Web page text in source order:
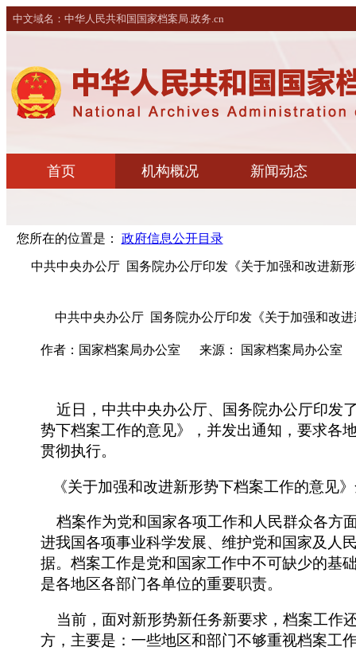
您所在的位置是： 政府信息公开目录
中共中央办公厅 国务院办公厅印发《关于加强和改进新
中共中央办公厅 国务院办公厅印发《关于加强和改
作者：国家档案局办公室 来源： 国家档案局办公室
近日，中共中央办公厅、国务院办公厅印发
势下档案工作的意见》，并发出通知，要求各
贯彻执行。
《关于加强和改进新形势下档案工作的意见
档案作为党和国家各项工作和人民群众各方
进我国各项事业科学发展、维护党和国家及人
据。档案工作是党和国家工作中不可缺少的基
是各地区各部门各单位的重要职责。
当前，面对新形势新任务新要求，档案工作
方，主要是：一些地区和部门不够重视档案工